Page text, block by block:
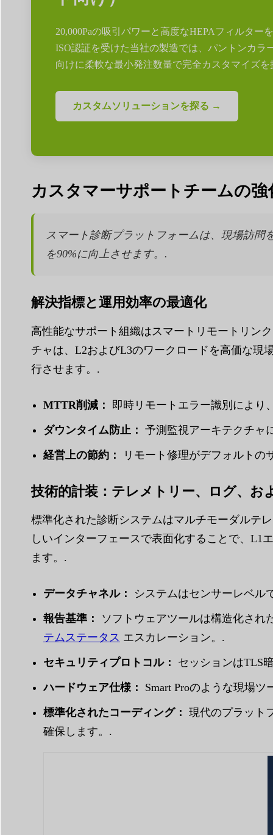
20,000Paの吸引パワーと高度なHEPAフィルタ
ISO認証を受けた当社の製造では、パントンカ
向けに柔軟な最小発注数量で完全カスタマイズ
カスタムソリューションを探る →
カスタマーサポートチームの強
スマート診断プラットフォームは、現場訪問
を90%に向上させます。.
解決指標と運用効率の最適化
高性能なサポート組織はスマートリモートリン
チャは、L2およびL3のワークロードを高価な現
行させます。.
MTTR削減： 即時リモートエラー識別により
ダウンタイム防止： 予測監視アーキテクチャ
経営上の節約： リモート修理がデフォルトの
技術的計装：テレメトリー、ログ、お
標準化された診断システムはマルチモーダルテ
しいインターフェースで表面化することで、L1
ます。.
データチャネル： システムはセンサーレベル
報告基準：
ソフトウェアツールは構造化され
テムステータス エスカレーション。.
セキュリティプロトコル： セッションはTLS
ハードウェア仕様： Smart Proのような現場
標準化されたコーディング： 現代のプラット
確保します。.